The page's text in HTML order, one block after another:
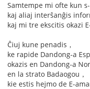
Samtempe mi ofte kun
kaj aliaj interŝanĝis
kaj mi tre ekscitis okazi
Ĉiuj kune penadis，
ke rapide Dandong-a
okazis en Dandong-a
en la strato Badaogou，
kie estis hejmo de E-